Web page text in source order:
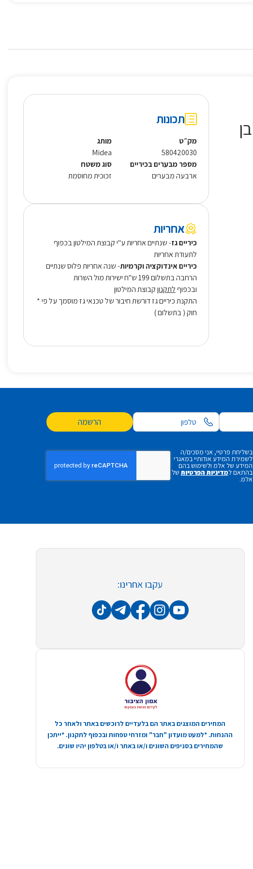
תכונות
מק״ט
580420030
מותג
Midea
מספר מבערים בכיריים
ארבעה מבערים
סוג משטח
זכוכית מחוסמת
אחריות
כיריים גז- שנתיים אחריות ע"י קבוצת המילטון בכפוף
לתעודת אחריות
כיריים אינדוקציה וקרמיות- שנה אחריות פלוס שנתיים
הרחבה בתשלום 199 ש"ח ישירות מול השרות
ובכפוףלתקנוןקבוצת המילטון
* התקנת כיריים גז דורשת חיבור של טכנאי גז מוסמך על פי
חוק ( בתשלום )
הרשמה
בשליחת פרטיי, אני מסכים/ה
לשמירת המידע אודותיי במאגרי
המידע של אלמ ולשימוש בהם
בהתאם למדיניות הפרטיות של
אלמ.
עקבו אחרינו:
המחירים המוצגים באתר הם בלעדיים לרוכשים באתר ולאחר כל
ההנחות. *למעט מועדון "חבר" ומזרחי טפחות ובכפוף לתקנון. *ייתכן
שהמחירים בסניפים השונים ו/או באתר ו/או בטלפון יהיו שונים.